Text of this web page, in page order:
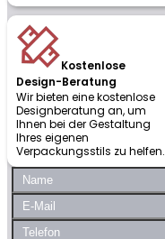
Kostenlose
Design-Beratung
Wir bieten eine kostenlose
Designberatung an, um
Ihnen bei der Gestaltung
Ihres eigenen
Verpackungsstils zu helfen.